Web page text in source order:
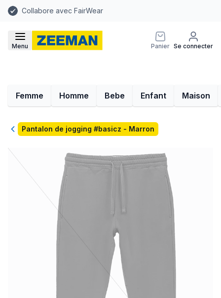
Collabore avec FairWear
Menu Panier Se connecter
Femme Homme Bebe Enfant Maison
RetourPantalon de jogging #basicz - Marron